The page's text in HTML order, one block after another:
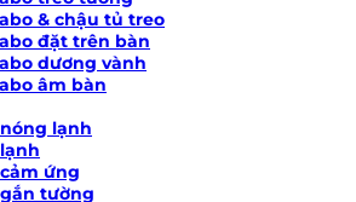
& chậu tủ treo
đặt trên bàn
dương vành
âm bàn
lạnh
ứng
tường